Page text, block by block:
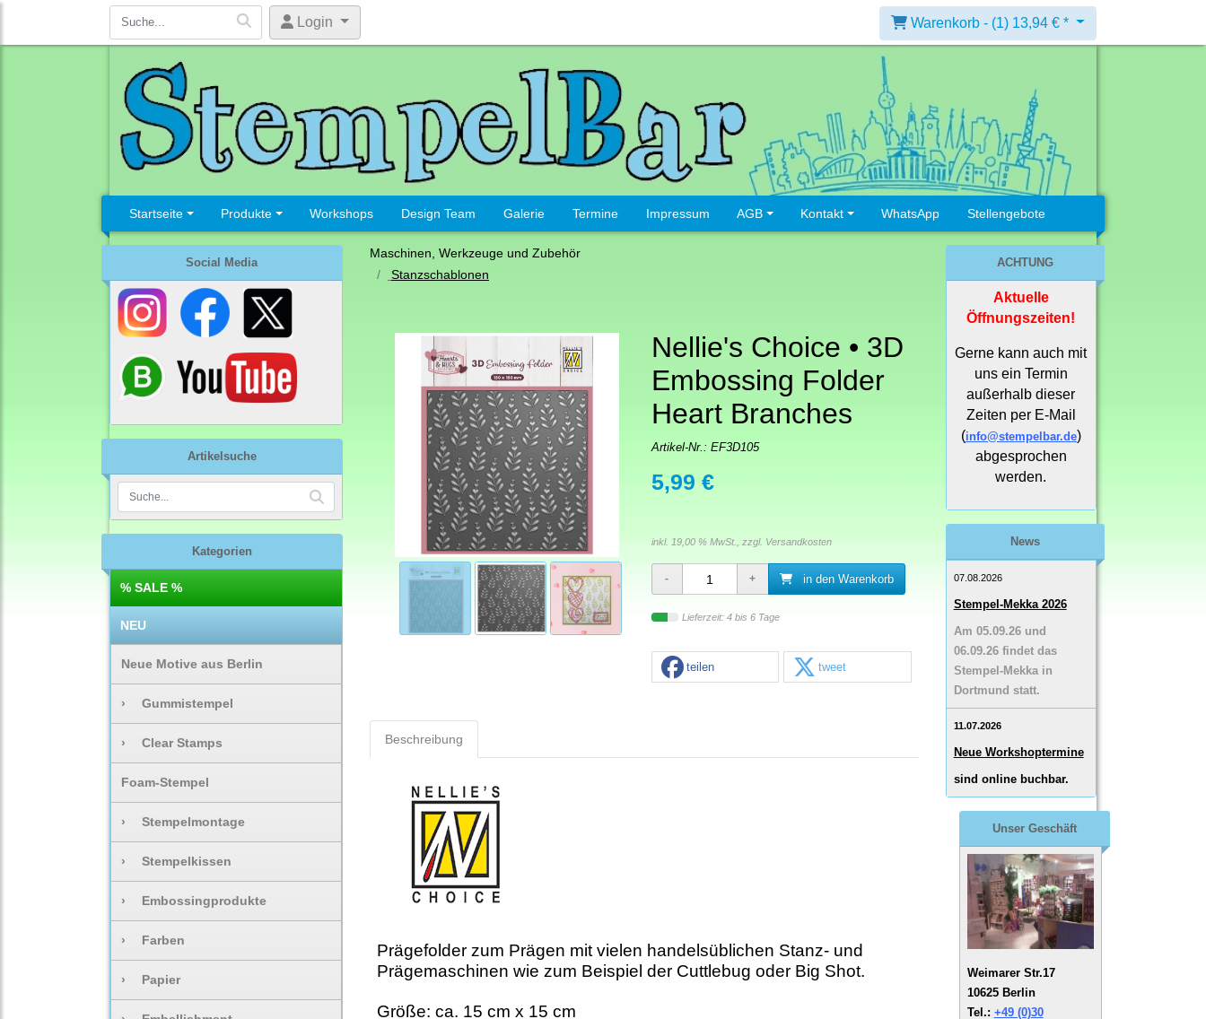
Login Warenkorb - (1) 13,94 € *
Startseite Produkte Workshops Design Team Galerie Termine Impressum AGB Kontakt WhatsApp Stellengebote
Social Media
Artikelsuche
Kategorien
% SALE %
NEU
Neue Motive aus Berlin
› Gummistempel
› Clear Stamps
Foam-Stempel
› Stempelmontage
› Stempelkissen
› Embossingprodukte
› Farben
› Papier
Maschinen, Werkzeuge und Zubehör
Stanzschablonen
Nellie's Choice • 3D
Embossing Folder
Heart Branches
Artikel-Nr.: EF3D105
5,99 €
inkl. 19,00 % MwSt., zzgl. Versandkosten
in den Warenkorb
Lieferzeit: 4 bis 6 Tage
teilen tweet
Beschreibung
Prägefolder zum Prägen mit vielen handelsüblichen Stanz- und
Prägemaschinen wie zum Beispiel der Cuttlebug oder Big Shot.
Größe: ca. 15 cm x 15 cm
ACHTUNG
Aktuelle
Öffnungszeiten!
Gerne kann auch mit
uns ein Termin
außerhalb dieser
Zeiten per E-Mail
(info@stempelbar.de)
abgesprochen
werden.
News
07.08.2026
Stempel-Mekka 2026
Am 05.09.26 und
06.09.26 findet das
Stempel-Mekka in
Dortmund statt.
11.07.2026
Neue Workshoptermine
sind online buchbar.
Unser Geschäft
Weimarer Str.17
10625 Berlin
Tel.: +49 (0)30